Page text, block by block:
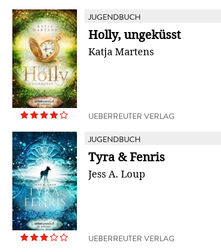
JUGENDBUCH
Holly, ungeküsst
Katja Martens
UEBERREUTER VERLAG
JUGENDBUCH
Tyra & Fenris
Jess A. Loup
UEBERREUTER VERLAG